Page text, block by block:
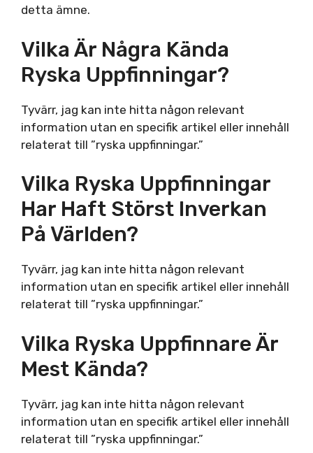
detta ämne.
Vilka Är Några Kända
Ryska Uppfinningar?
Tyvärr, jag kan inte hitta någon relevant
information utan en specifik artikel eller innehåll
relaterat till ”ryska uppfinningar.”
Vilka Ryska Uppfinningar
Har Haft Störst Inverkan
På Världen?
Tyvärr, jag kan inte hitta någon relevant
information utan en specifik artikel eller innehåll
relaterat till ”ryska uppfinningar.”
Vilka Ryska Uppfinnare Är
Mest Kända?
Tyvärr, jag kan inte hitta någon relevant
information utan en specifik artikel eller innehåll
relaterat till ”ryska uppfinningar.”